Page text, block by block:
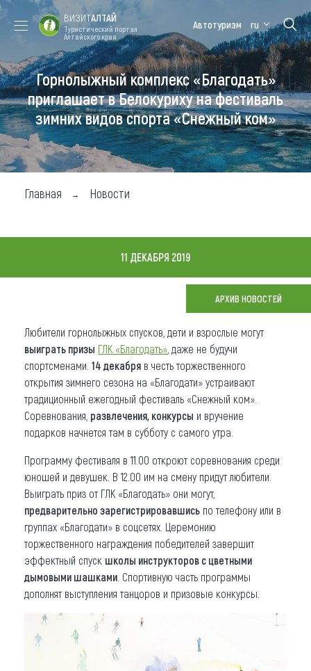
Форум VISIT
ALTAI
Цветение
маральника
Медицинский
форум
Алтайская
зимовка
Туры
Где побывать
Чем заняться
Карта
Что привезти (сувениры)
О регионе
Коллекция впечатлений
Другие рубрики
ВИЗИТАЛТАЙ
Туристический портал
Алтайского края
Автотуризм ru
Горнолыжный комплекс «Благодать»
приглашает в Белокуриху на фестиваль
зимних видов спорта «Снежный ком»
Главная Новости
11 ДЕКАБРЯ 2019
АРХИВ НОВОСТЕЙ
Любители горнолыжных спусков, дети и взрослые могут
выиграть призы ГЛК «Благодать» , даже не будучи
спортсменами. 14 декабря в честь торжественного
открытия зимнего сезона на «Благодати» устраивают
традиционный ежегодный фестиваль «Снежный ком».
Соревнования, развлечения, конкурсы и вручение
подарков начнется там в субботу с самого утра.
Программу фестиваля в 11.00 откроют соревнования среди
юношей и девушек. В 12.00 им на смену придут любители.
Выиграть приз от ГЛК «Благодать» они могут,
предварительно зарегистрировавшись по телефону или в
группах «Благодати» в соцсетях. Церемонию
торжественного награждения победителей завершит
эффектный спуск школы инструкторов с цветными
дымовыми шашками . Спортивную часть программы
дополнят выступления танцоров и призовые конкурсы.